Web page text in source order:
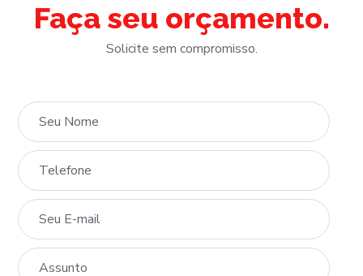
Faça seu orçamento.
Solicite sem compromisso.